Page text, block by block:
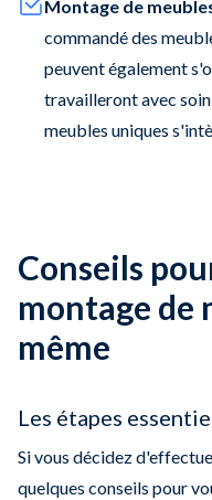
Montage de
commandé des
peuvent également
travailleront avec
meubles uniques
Conseils
montage de
même
Les étapes
Si vous décidez
quelques conseils pour